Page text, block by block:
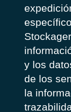
y los
de los
la